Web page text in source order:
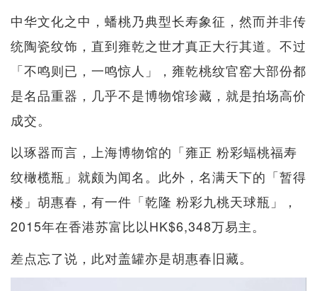
中华文化之中，蟠桃乃典型长寿象征，然而并非传
统陶瓷纹饰，直到雍乾之世才真正大行其道。不过
「不鸣则已，一鸣惊人」，雍乾桃纹官窑大部份都
是名品重器，几乎不是博物馆珍藏，就是拍场高价
成交。
以琢器而言，上海博物馆的「雍正 粉彩蝠桃福寿
纹橄榄瓶」就颇为闻名。此外，名满天下的「暂得
楼」胡惠春，有一件「乾隆 粉彩九桃天球瓶」，
2015年在香港苏富比以HK$6,348万易主。
差点忘了说，此对盖罐亦是胡惠春旧藏。